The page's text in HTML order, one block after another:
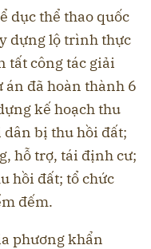
dục thể thao quốc
dựng lộ trình thực
tất công tác giải
đã hoàn thành 6
kế hoạch thu
dân bị thu hồi đất;
hỗ trợ, tái định cư;
hồi đất; tổ chức
đếm.
phương khẩn